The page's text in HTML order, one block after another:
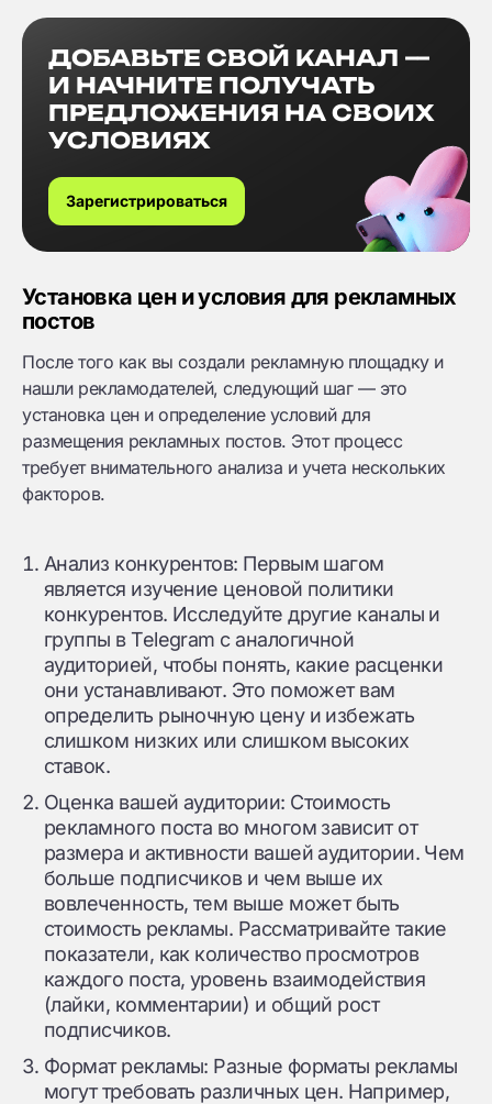
ДОБАВЬТЕ СВОЙ КАНАЛ —
И НАЧНИТЕ ПОЛУЧАТЬ
ПРЕДЛОЖЕНИЯ НА СВОИХ
УСЛОВИЯХ
Зарегистрироваться
Установка цен и условия для рекламных
постов
После того как вы создали рекламную площадку и
нашли рекламодателей, следующий шаг — это
установка цен и определение условий для
размещения рекламных постов. Этот процесс
требует внимательного анализа и учета нескольких
факторов.
Анализ конкурентов: Первым шагом
является изучение ценовой политики
конкурентов. Исследуйте другие каналы и
группы в Telegram с аналогичной
аудиторией, чтобы понять, какие расценки
они устанавливают. Это поможет вам
определить рыночную цену и избежать
слишком низких или слишком высоких
ставок.
Оценка вашей аудитории: Стоимость
рекламного поста во многом зависит от
размера и активности вашей аудитории. Чем
больше подписчиков и чем выше их
вовлеченность, тем выше может быть
стоимость рекламы. Рассматривайте такие
показатели, как количество просмотров
каждого поста, уровень взаимодействия
(лайки, комментарии) и общий рост
подписчиков.
Формат рекламы: Разные форматы рекламы
могут требовать различных цен. Например,